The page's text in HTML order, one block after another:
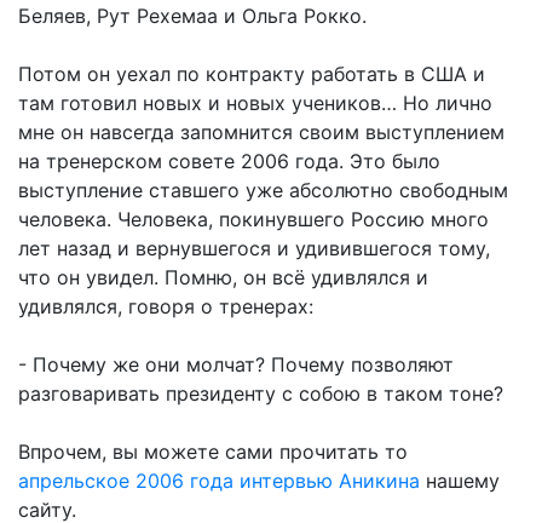
Беляев, Рут Рехемаа и Ольга Рокко.
Потом он уехал по контракту работать в США и
там готовил новых и новых учеников… Но лично
мне он навсегда запомнится своим выступлением
на тренерском совете 2006 года. Это было
выступление ставшего уже абсолютно свободным
человека. Человека, покинувшего Россию много
лет назад и вернувшегося и удивившегося тому,
что он увидел. Помню, он всё удивлялся и
удивлялся, говоря о тренерах:
- Почему же они молчат? Почему позволяют
разговаривать президенту с собою в таком тоне?
Впрочем, вы можете сами прочитать то
апрельское 2006 года интервью Аникина нашему
сайту.